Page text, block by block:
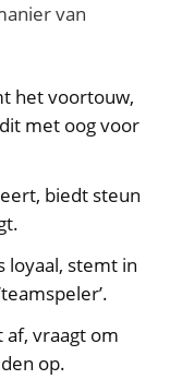
van
het voortouw,
met oog voor
biedt steun
loyaal, stemt in
af, vraagt om
op.